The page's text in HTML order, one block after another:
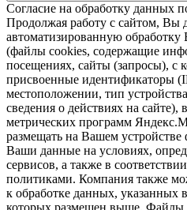
Согласие на обработку данных
Продолжая работу с сайтом, Вы
автоматизированную
(файлы cookies, содержащие
посещениях, сайты (запросы), с
присвоенные идентификаторы
местоположении, тип
сведения о действиях на сайте),
метрических программ
размещать на Вашем устройстве
Ваши данные на условиях,
сервисов, а также в
политиками. Компания также
к обработке данных, указанных
которых размещен выше. Файлы